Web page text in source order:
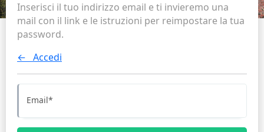
Inserisci il tuo indirizzo email e ti invieremo una
mail con il link e le istruzioni per reimpostare la tua
password.
← Accedi
Email*